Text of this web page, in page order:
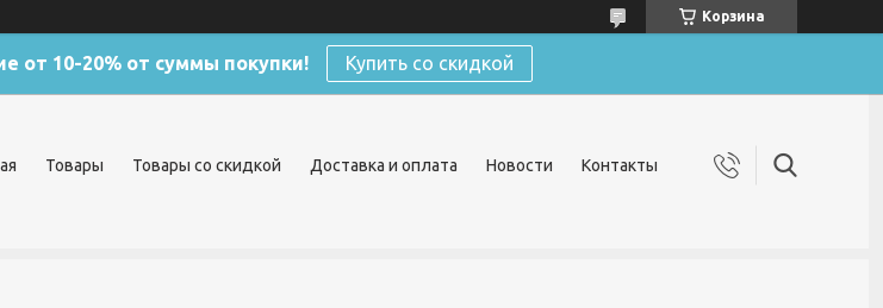
Корзина
10-20% от суммы покупки! Купить со скидкой
Товары Товары со скидкой Доставка и оплата Новости Контакты